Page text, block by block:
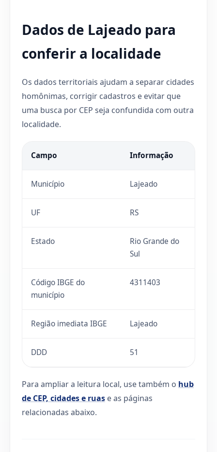
Dados de Lajeado para
conferir a localidade
Os dados territoriais ajudam a separar cidades
homônimas, corrigir cadastros e evitar que
uma busca por CEP seja confundida com outra
localidade.
Campo Informação
Município Lajeado
UF RS
Estado
Rio Grande do
Sul
Código IBGE do
município
4311403
Região imediata IBGE Lajeado
DDD 51
Para ampliar a leitura local, use também o hub
de CEP, cidades e ruas e as páginas
relacionadas abaixo.